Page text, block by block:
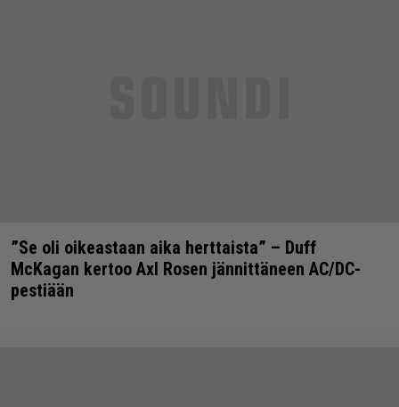
”Se oli oikeastaan aika herttaista” – Duff
McKagan kertoo Axl Rosen jännittäneen AC/DC-
pestiään